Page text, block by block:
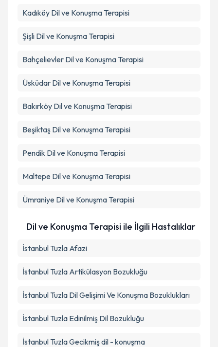
Metni'ni okudum ve kişisel verilerimin belirtilen
Kadıköy Dil ve Konuşma Terapisi
Şişli Dil ve Konuşma Terapisi
Bahçelievler Dil ve Konuşma Terapisi
Üsküdar Dil ve Konuşma Terapisi
Bakırköy Dil ve Konuşma Terapisi
Beşiktaş Dil ve Konuşma Terapisi
Pendik Dil ve Konuşma Terapisi
Maltepe Dil ve Konuşma Terapisi
Ümraniye Dil ve Konuşma Terapisi
Dil ve Konuşma Terapisi ile İlgili Hastalıklar
İstanbul Tuzla Afazi
İstanbul Tuzla Artikülasyon Bozukluğu
İstanbul Tuzla Dil Gelişimi Ve Konuşma Bozuklukları
İstanbul Tuzla Edinilmiş Dil Bozukluğu
İstanbul Tuzla Gecikmiş dil - konuşma